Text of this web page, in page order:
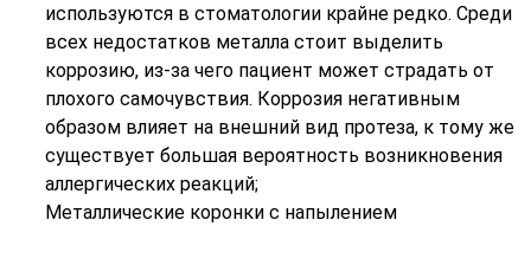
используются в стоматологии крайне редко. Среди
всех недостатков металла стоит выделить
коррозию, из-за чего пациент может страдать от
плохого самочувствия. Коррозия негативным
образом влияет на внешний вид протеза, к тому же
существует большая вероятность возникновения
аллергических реакций;
Металлические коронки с напылением